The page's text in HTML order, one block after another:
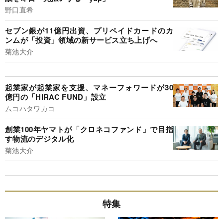
野口直希
セブン銀が11億円出資、プリペイドカードのカ
ンムが「投資」領域の新サービス立ち上げへ
菊池大介
起業家が起業家を支援、マネーフォワードが30
億円の「HIRAC FUND」設立
ムコハタワカコ
創業100年ヤマトが「クロネコファンド」で目指
す物流のデジタル化
菊池大介
特集